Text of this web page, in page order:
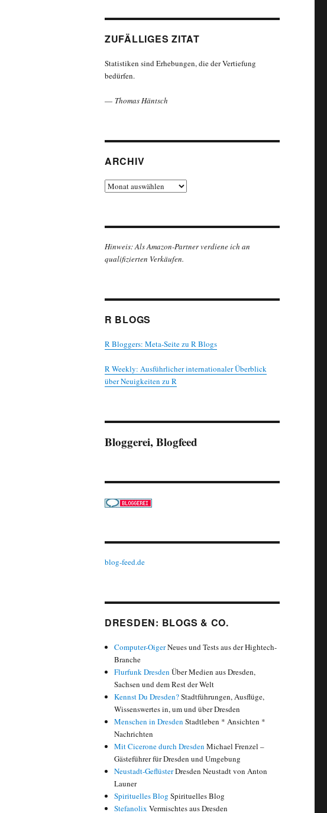
ZUFÄLLIGES ZITAT
Statistiken sind Erhebungen, die der Vertiefung
bedürfen.
— Thomas Häntsch
ARCHIV
Archiv
Hinweis: Als Amazon-Partner verdiene ich an
qualifizierten Verkäufen.
R BLOGS
R Bloggers: Meta-Seite zu R Blogs
R Weekly: Ausführlicher internationaler Überblick
über Neuigkeiten zu R
Bloggerei, Blogfeed
blog-feed.de
DRESDEN: BLOGS & CO.
Computer-OigerNeues und Tests aus der Hightech-
Branche
Flurfunk Dresden Über Medien aus Dresden,
Sachsen und dem Rest der Welt
Kennst Du Dresden?Stadtführungen, Ausflüge,
Wissenswertes in, um und über Dresden
Menschen in Dresden Stadtleben * Ansichten *
Nachrichten
Mit Cicerone durch Dresden Michael Frenzel –
Gästeführer für Dresden und Umgebung
Neustadt-GeflüsterDresden Neustadt von Anton
Launer
Spirituelles Blog Spirituelles Blog
Stefanolix Vermischtes aus Dresden